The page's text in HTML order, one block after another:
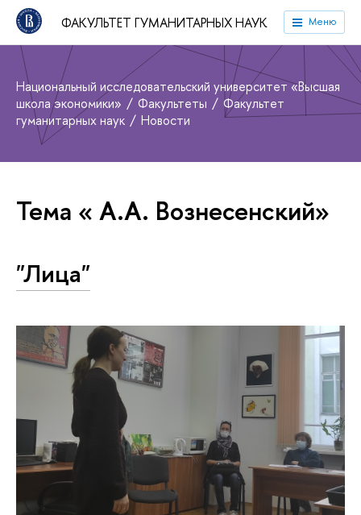
ФАКУЛЬТЕТ ГУМАНИТАРНЫХ НАУК Меню
Национальный исследовательский университет «Высшая
школа экономики»
Факультеты
Факультет
гуманитарных наук
Новости
Тема « А.А. Вознесенский»
"Лица"